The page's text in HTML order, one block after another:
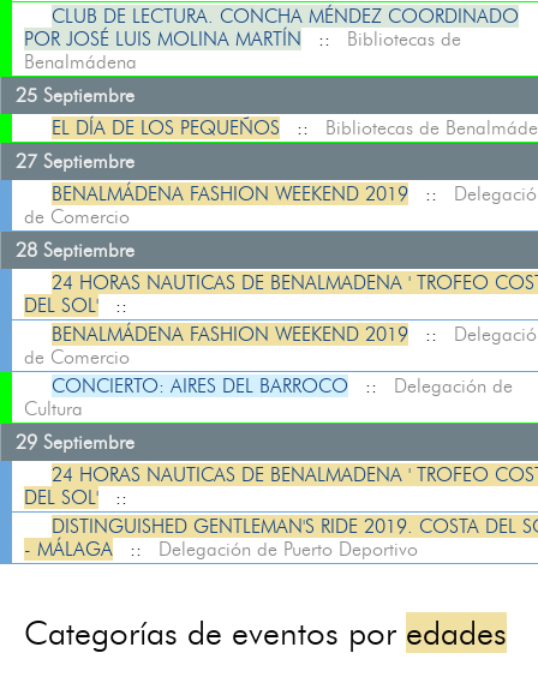
CLUB DE LECTURA. CONCHA MÉNDEZ COORDINADO
POR JOSÉ LUIS MOLINA MARTÍN :: Bibliotecas de
Benalmádena
25 Septiembre
EL DÍA DE LOS PEQUEÑOS :: Bibliotecas de
27 Septiembre
BENALMÁDENA FASHION WEEKEND 2019 ::
de Comercio
28 Septiembre
24 HORAS NAUTICAS DE BENALMADENA ' TROFEO
DEL SOL' ::
BENALMÁDENA FASHION WEEKEND 2019 ::
de Comercio
CONCIERTO: AIRES DEL BARROCO :: Delegación de
Cultura
29 Septiembre
24 HORAS NAUTICAS DE BENALMADENA ' TROFEO
DEL SOL' ::
DISTINGUISHED GENTLEMAN'S RIDE 2019. COSTA DEL
- MÁLAGA :: Delegación de Puerto Deportivo
Categorías de eventos por edades